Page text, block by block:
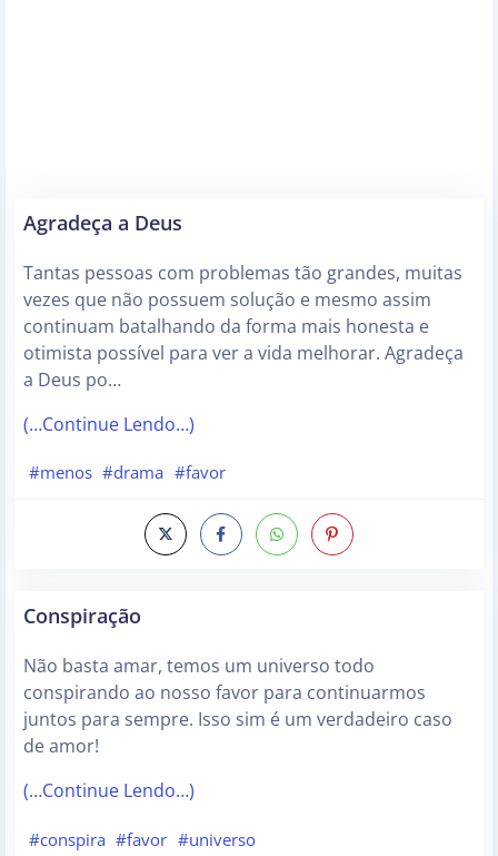
Agradeça a Deus
Tantas pessoas com problemas tão grandes, muitas
vezes que não possuem solução e mesmo assim
continuam batalhando da forma mais honesta e
otimista possível para ver a vida melhorar. Agradeça
a Deus po…
(…Continue Lendo…)
#menos #drama #favor
Conspiração
Não basta amar, temos um universo todo
conspirando ao nosso favor para continuarmos
juntos para sempre. Isso sim é um verdadeiro caso
de amor!
(…Continue Lendo…)
#conspira #favor #universo